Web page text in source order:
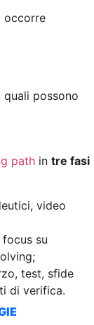
occorre
possono
path in tre fasi
video
su
test, sfide
di verifica.